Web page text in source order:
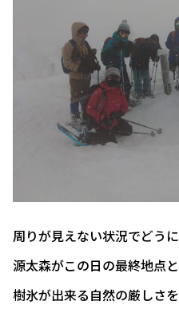
周りが見えない状況でどう
源太森がこの日の最終地点と
樹氷が出来る自然の厳しさ